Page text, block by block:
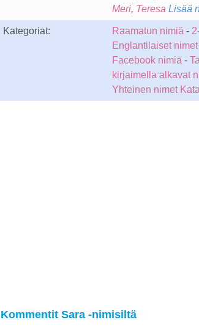
Meri, Teresa Lisää
Kategoriat: Raamatun nimiä -
Englantilaiset nimet
Facebook nimiä -
kirjaimella alkavat
Yhteinen nimet
Kommentit Sara -nimisiltä